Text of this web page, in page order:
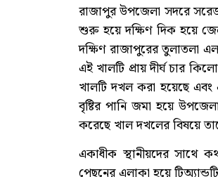
রাজাপুর উপজেলা সদরে
শুরু হয়ে দক্ষিণ দিক হয়ে
দক্ষিণ রাজাপুরের তুলাতলা
এই খালটি প্রায় দীর্ঘ চার
খালটি দখল করা হয়েছে
বৃষ্টির পানি জমা হয়ে
করেছে খাল দখলের বিষয়ে
একাধীক স্থানীয়দের সাথে